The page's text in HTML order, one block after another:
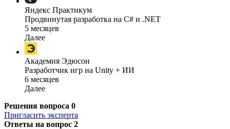
Яндекс Практикум
Продвинутая разработка на C# и .NET
5 месяцев
Далее
Академия Эдюсон
Разработчик игр на Unity + ИИ
6 месяцев
Далее
Решения вопроса 0
Пригласить эксперта
Ответы на вопрос 2